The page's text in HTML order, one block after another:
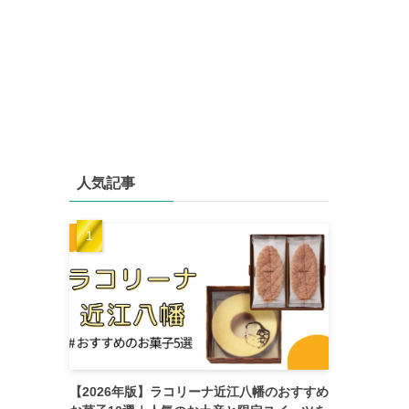
人気記事
【2026年版】ラコリーナ近江八幡のおすすめ